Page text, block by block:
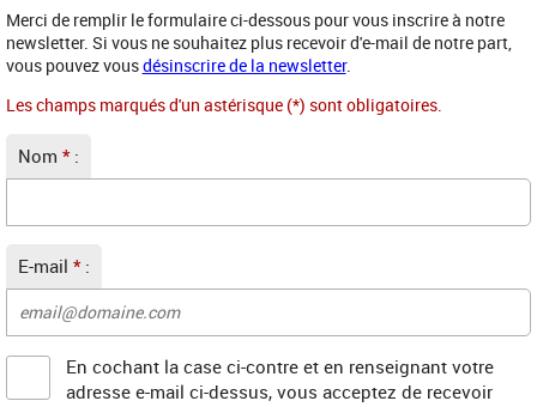
Merci de remplir le formulaire ci-dessous pour vous inscrire à notre
newsletter. Si vous ne souhaitez plus recevoir d'e-mail de notre part,
vous pouvez vousdésinscrire de la newsletter.
Les champs marqués d'un astérisque (*) sont obligatoires.
Nom *:
E-mail *:
En cochant la case ci-contre et en renseignant votre
adresse e-mail ci-dessus, vous acceptez de recevoir